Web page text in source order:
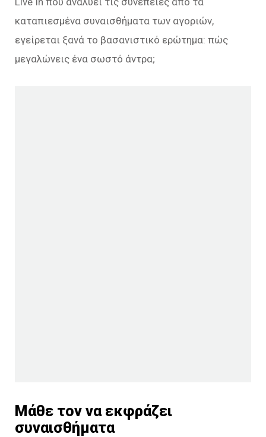
καταπιεσμένα συναισθήματα των αγοριών,
εγείρεται ξανά το βασανιστικό ερώτημα: πώς
μεγαλώνεις ένα σωστό άντρα;
Μάθε τον να εκφράζει
συναισθήματα